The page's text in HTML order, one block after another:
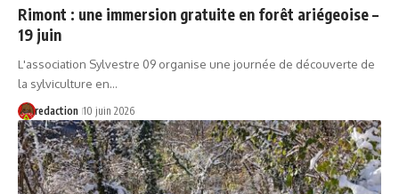
Rimont : une immersion gratuite en forêt ariégeoise –
19 juin
L'association Sylvestre 09 organise une journée de découverte de
la sylviculture en…
redaction 10 juin 2026